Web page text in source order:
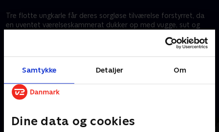
Samtykke Detaljer Om
Dine data og cookies
Tre flotte ungkarle får deres sorgløse tilværelse forstyrret, da
en uventet værelseskammerat dukker op med vugge, sut og
Kræver tilkøb